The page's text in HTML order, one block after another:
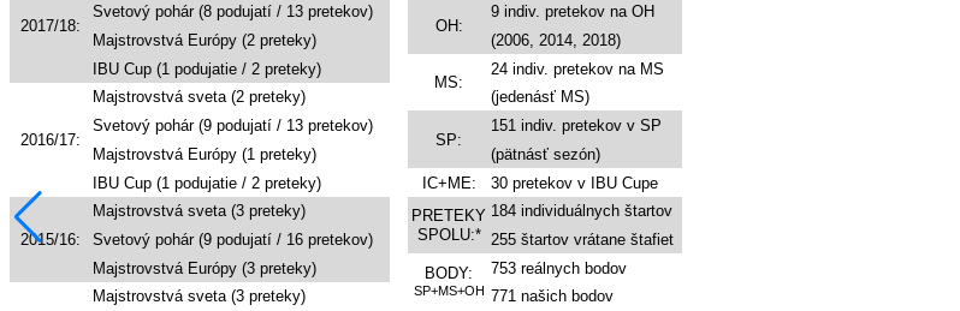
2017/18:
Svetový pohár (8 podujatí / 13 pretekov)
OH:
9 indiv. pretekov na OH
Majstrovstvá Európy (2 preteky)
(2006, 2014, 2018)
IBU Cup (1 podujatie / 2 preteky)
MS:
24 indiv. pretekov na MS
2016/17:
Majstrovstvá sveta (2 preteky)
(jedenásť MS)
Svetový pohár (9 podujatí / 13 pretekov)
SP:
151 indiv. pretekov v SP
Majstrovstvá Európy (1 preteky)
(pätnásť sezón)
IBU Cup (1 podujatie / 2 preteky)
IC+ME: 30 pretekov v IBU Cupe
2015/16:
Majstrovstvá sveta (3 preteky) PRETEKY 184 individuálnych štartov
Svetový pohár (9 podujatí / 16 pretekov)
SPOLU:*
255 štartov vrátane štafiet
Majstrovstvá Európy (3 preteky)
BODY: 753 reálnych bodov
Majstrovstvá sveta (3 preteky) SP+MS+OH 771 našich bodov